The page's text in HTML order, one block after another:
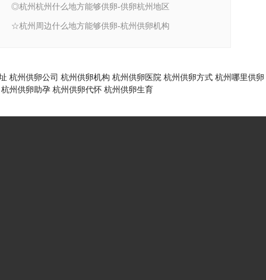
◎杭州杭州什么地方能够供卵-供卵杭州地区
☆杭州周边什么地方能够供卵-杭州供卵机构
杭州供卵公司 杭州供卵机构 杭州供卵医院 杭州供卵方式 杭州哪里供卵
杭州供卵助孕 杭州供卵代怀 杭州供卵生育